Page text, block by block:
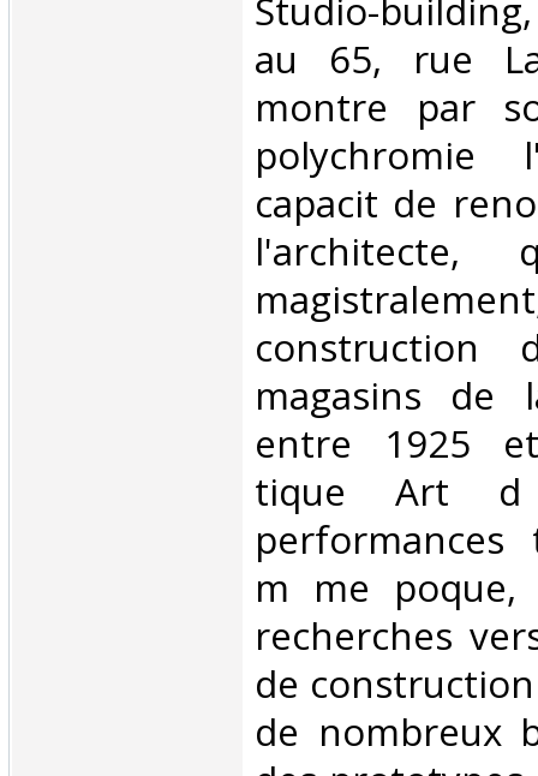
Studio-
au 65, rue
montre par
polychromie
capacit de
l'architecte,
construction
magasins de
entre 1925
tique Art
performances
m me
recherches
de
de nombreux